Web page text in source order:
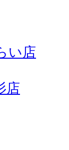
い店
店